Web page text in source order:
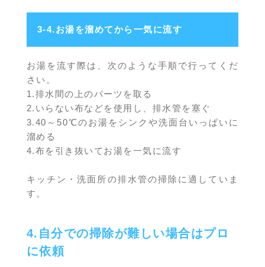
3-4.お湯を溜めてから一気に流す
お湯を流す際は、次のような手順で行ってくだ
さい。
1.排水間の上のパーツを取る
2.いらない布などを使用し、排水管を塞ぐ
3.40～50℃のお湯をシンクや洗面台いっぱいに
溜める
4.布を引き抜いてお湯を一気に流す
キッチン・洗面所の排水管の掃除に適していま
す。
4.自分での掃除が難しい場合はプロ
に依頼